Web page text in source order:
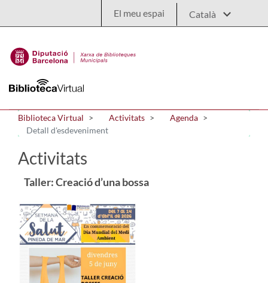
El meu espai
Biblioteca Virtual Activitats
Agenda
Detall d'esdeveniment
Activitats
Taller: Creació d’una bossa